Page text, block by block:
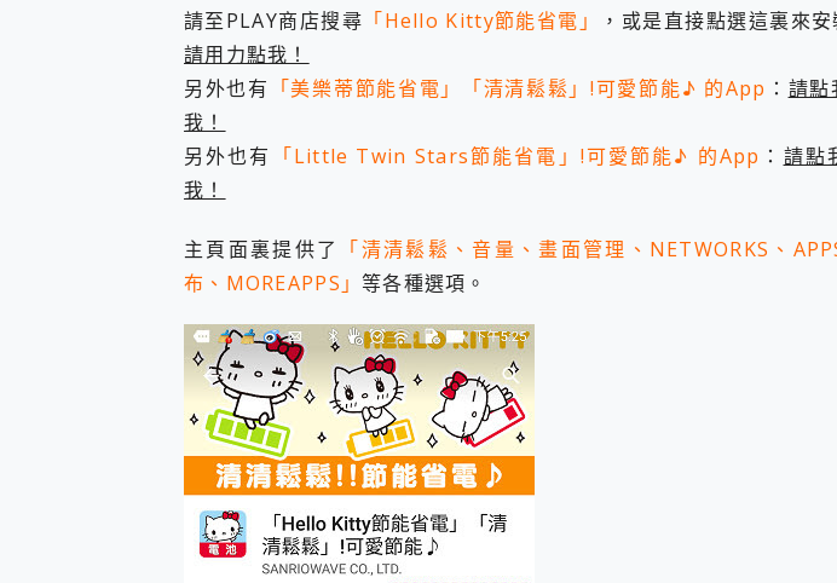
是螢幕也是電視! 一機超多用途「MSI微星 Modern
您的專屬AI 助手 Yoga Slim 7 Aura Edition 觸控AI筆電 開箱 評
iPhone、Apple Watch、AirPods耳機 三個設備充電一起搞
動靜皆宜「HUAWEI FreeArc」開放式耳掛耳機，無感配戴!
好玩好拍 vivo V50 ~ 口袋裡的 Zeiss 潮流攝影棚!
25種洗烘模式一機搞定! Roborock 衣莉莎白 H1 Neo分子篩
2億 APO蔡司長焦神機降臨~ vivo X200 Pro、vivo X200 就是
EaseUS Vocal Remover 免費線上去聲器一鍵去除人聲 人聲
3 個超值 MHN 飛人工具分享~~ iToolab AnyGo 魔物獵人
Locawhere AnyTo 寶可夢飛人 AnyTo 不出門也可以飛遍全世界
小體積 40000mAh 超大容量 一次充5個設備 充好充滿
97.3% 恢復率，資料救援就是這麼簡單 EaseUS Data
磁碟系統大風吹 有了 磁碟管理程式 EaseUS Partition Master
全新 SONY Xperia 1 VI 開箱! 相機實測! 長焦覆蓋更遠更清晰
Xiaomi 14 Ultra 開箱 評測~ 有深度的 Leica 影像旗艦手機! 加
vivo TWS 3e 真無線藍牙耳機智慧降噪升級、音質明亮溫潤，
MSI Claw 掌機專屬配件包 來囉 完美保護 MSI Claw A1M-
人像旗艦 vivo V30 系列 開箱 評測! 首搭蔡司光學鏡頭、攝影
多個願望一次滿足 超強散熱 微星 MSI Claw A1M-026TW 電競
請至PLAY商店搜尋 「Hello Kitty節能省電」 ，或是直接點選這裏來
請用力點我！
另外也有 「美樂蒂節能省電」「清清鬆鬆」!可愛節能♪ 的App ： 請點
我！
另外也有
「Little Twin Stars節能省電」!可愛節能♪ 的App ： 請點
我！
主頁面裏提供了
「清清鬆鬆、音量、畫面管理、NETWORKS、
布、MOREAPPS」等各種選項。